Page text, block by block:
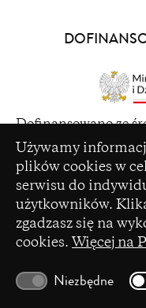
Ustawienia plików cookie
Używamy
plików cookies w
serwisu do
użytkowników.
zgadzasz się na
cookies. Więcej na
Niezbędne
a
new
window)
Dofinansowano ze
Dziedzictwa
Promocji Kultury –
(opens
a
Ministerstwa Nauki i
podstawie umowy